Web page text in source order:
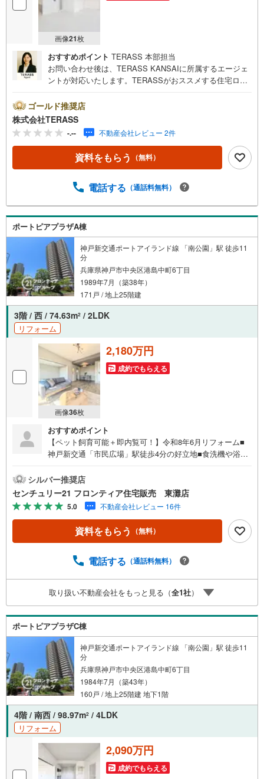
画像21枚
おすすめポイント TERASS 本部担当
お問い合わせ後は、TERASS KANSAIに所属するエージェ
ントが対応いたします。TERASSがおススメする住宅ロー
合）・がん100％保障団信が【金利上乗せなし】で加入可
能！・頭金0円でも可能！・諸費用も、物件価格の10％まで
は融資可能！※2026年8月現在■バルコニーが南東側に面し
た、陽当たり・通風良好な住まい■自然光に包まれるサンル
ーム付き■棟内1階にローソン有り。スーパー・ドラッグス
トアも徒歩圏内の快適な住環境♪■管理体制良好【リフォー
建具○張替:フローリング/クロス○ダウンライト設置○カーテ
ゴールド推奨店
株式会社TERASS
-.-- 不動産会社レビュー 2件
資料をもらう （無料）
電話する （通話料無料）
ポートピアプラザA棟
神戸新交通ポートアイランド線 「南公園」駅 徒歩11
分
兵庫県神戸市中央区港島中町6丁目
1989年7月（築38年）
171戸 / 地上25階建
3階 / 西 / 74.63m2 / 2LDK
リフォーム
画像36枚
2,180万円
成約でもらえる
おすすめポイント
【ペット飼育可能＋即内覧可！】令和8年6月リフォーム■
神戸新交通「市民広場」駅徒歩4分の好立地■食洗機や浴室
の時間を過ごせます 特徴・全居室に収納がありウォークイ
ンクローゼットも完備・16.36m2のゆったりとしたバルコ
ニー付き・管理人日勤の体制でセキュリティ面も配慮され
ています リフォーム内容・システムキッチン新調・ユニッ
トバス新調・洗面化粧台、トイレ新調・クロス全面、フロ
ーリング張替・和室から洋室への変更 立地・神戸市立義務
教育学校港島学園（中学校）まで徒歩約8分 弊社が選ばれ
ーが資金計画をサポート2.買い替えなどにも対応できる売
却専門チームあり！3.たくさんの銀行と繋がりがあるた
め、最も低金利になるように審査が可能弊社は専門家同士
が連携をとっているため、より多くの知見がございますお
気軽にお問合せください！
シルバー推奨店
センチュリー21 フロンティア住宅販売 東灘店
5.0 不動産会社レビュー 16件
資料をもらう （無料）
電話する （通話料無料）
取り扱い不動産会社をもっと見る（全1社）
ポートピアプラザC棟
神戸新交通ポートアイランド線 「南公園」駅 徒歩11
分
兵庫県神戸市中央区港島中町6丁目
1984年7月（築43年）
160戸 / 地上25階建 地下1階
4階 / 南西 / 98.97m2 / 4LDK
リフォーム
2,090万円
成約でもらえる